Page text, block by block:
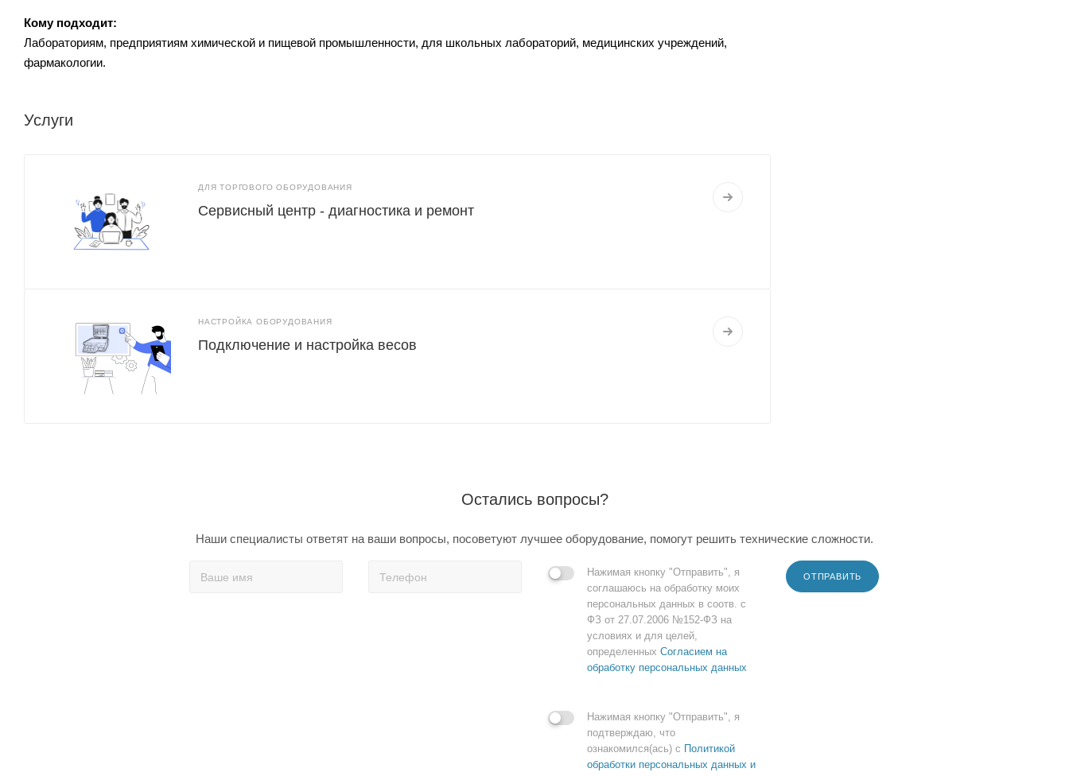
Кому подходит:
Лабораториям, предприятиям химической и пищевой промышленности, для школьных лабораторий, медицинских учреждений,
фармакологии.
Услуги
ДЛЯ ТОРГОВОГО ОБОРУДОВАНИЯ
Сервисный центр - диагностика и ремонт
НАСТРОЙКА ОБОРУДОВАНИЯ
Подключение и настройка весов
Остались вопросы?
Наши специалисты ответят на ваши вопросы, посоветуют лучшее оборудование, помогут решить технические сложности.
Нажимая кнопку "Отправить", я
соглашаюсь на обработку моих
персональных данных в соотв. с
ФЗ от 27.07.2006 №152-ФЗ на
условиях и для целей,
определенных Согласием на
обработку персональных данных
Нажимая кнопку "Отправить", я
подтверждаю, что
ознакомился(ась) с Политикой
обработки персональных данных и
ОТПРАВИТЬ